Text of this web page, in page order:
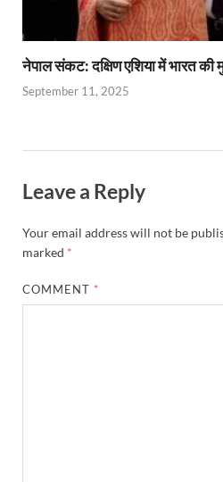
नेपाल संकट: दक्षिण एशिया में भारत की
September 11, 2025
Leave a Reply
Your email address will not be
marked *
COMMENT *